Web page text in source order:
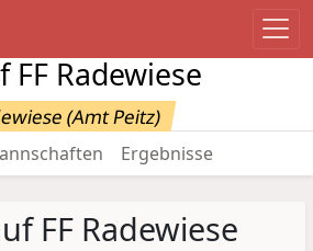
FF Radewiese
(Amt Peitz)
Ergebnisse
FF Radewiese